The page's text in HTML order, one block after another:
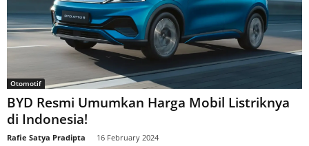
Otomotif
BYD Resmi Umumkan Harga Mobil Listriknya
di Indonesia!
Rafie Satya Pradipta 16 February 2024